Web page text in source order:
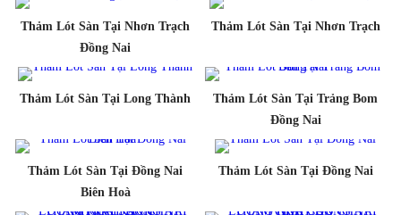
Thảm Lót Sàn Tại Nhơn Trạch
Đồng Nai
Thảm Lót Sàn Tại Nhơn Trạch
Thảm Lót Sàn Tại Long Thành
Thảm Lót Sàn Tại Trảng Bom
Đồng Nai
Thảm Lót Sàn Tại Đồng Nai
Biên Hoà
Thảm Lót Sàn Tại Đồng Nai